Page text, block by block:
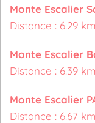
Monte Escalier
Distance : 6.29 km
Monte Escalier
Distance : 6.39 km
Monte Escalier
Distance : 6.67 km